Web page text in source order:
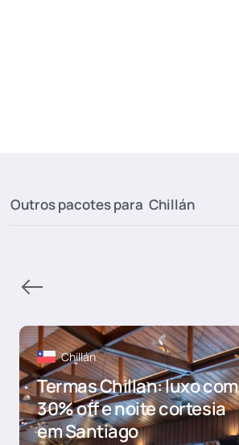
Outros pacotes para Chillán
Chillán
Termas Chillan: luxo com
30% off e noite cortesia
em Santiago